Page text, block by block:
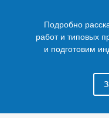
Подробно
работ и типовых
и подготовим